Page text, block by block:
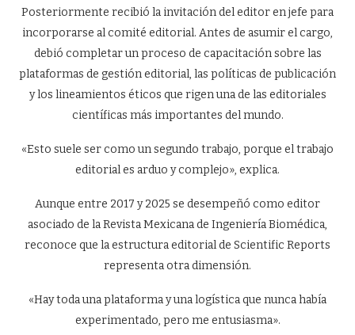
Posteriormente recibió la invitación del editor en jefe para
incorporarse al comité editorial. Antes de asumir el cargo,
debió completar un proceso de capacitación sobre las
plataformas de gestión editorial, las políticas de publicación
y los lineamientos éticos que rigen una de las editoriales
científicas más importantes del mundo.
«Esto suele ser como un segundo trabajo, porque el trabajo
editorial es arduo y complejo», explica.
Aunque entre 2017 y 2025 se desempeñó como editor
asociado de la Revista Mexicana de Ingeniería Biomédica,
reconoce que la estructura editorial de Scientific Reports
representa otra dimensión.
«Hay toda una plataforma y una logística que nunca había
experimentado, pero me entusiasma».